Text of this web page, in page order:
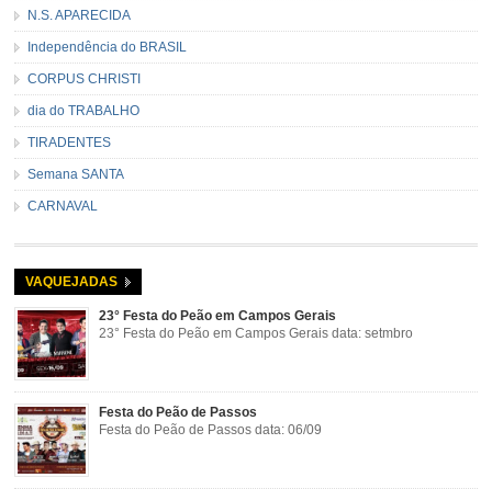
N.S. APARECIDA
Independência do BRASIL
CORPUS CHRISTI
dia do TRABALHO
TIRADENTES
Semana SANTA
CARNAVAL
VAQUEJADAS
23° Festa do Peão em Campos Gerais
23° Festa do Peão em Campos Gerais data: setmbro
Festa do Peão de Passos
Festa do Peão de Passos data: 06/09